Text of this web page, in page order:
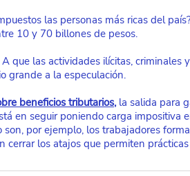
las personas más ricas del
10 y 70 billones de pesos.
que las actividades ilícitas, criminales
grande a la especulación.
beneficios tributarios, la salida para
en seguir poniendo carga impositiva
por ejemplo, los trabajadores
cerrar los atajos que permiten